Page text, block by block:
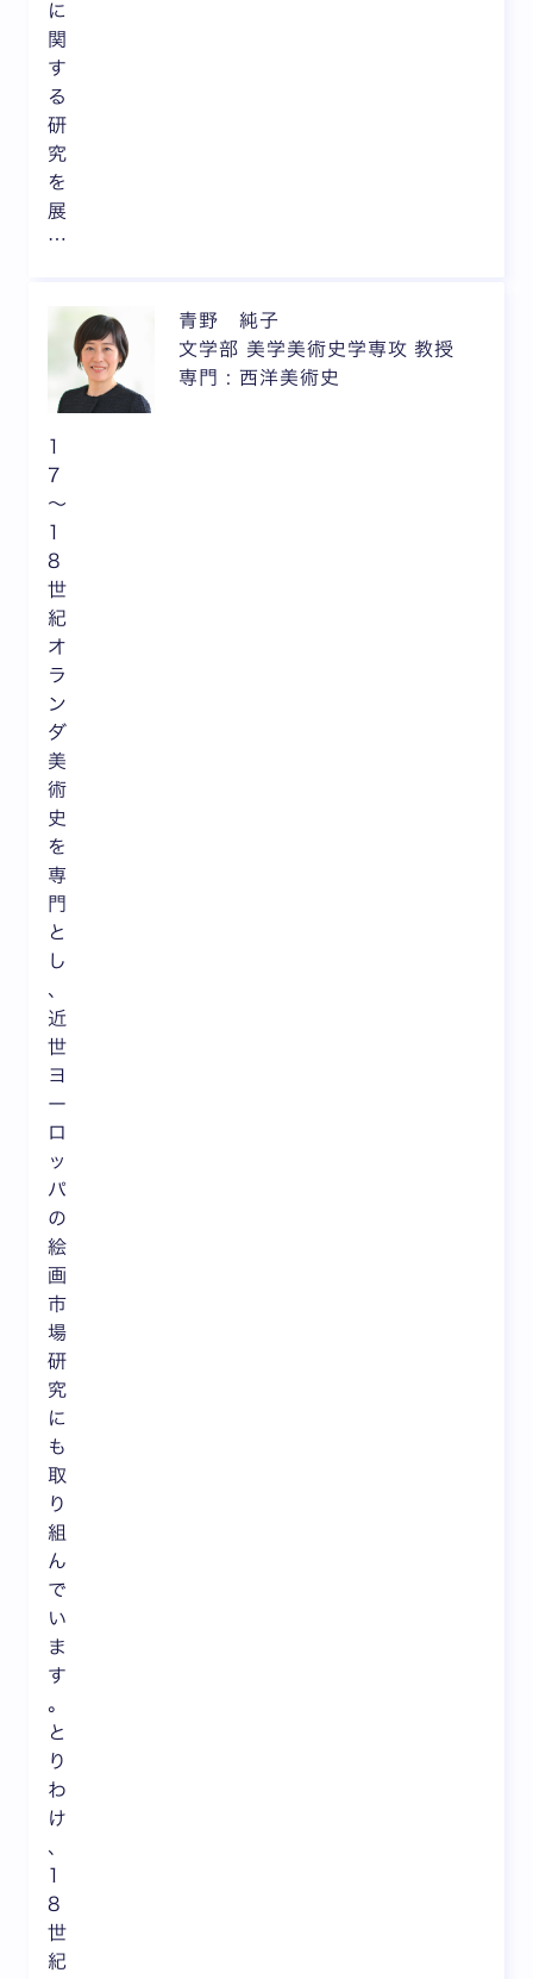
に
関
す
る
研
究
を
展
…
青野 純子
文学部 美学美術史学専攻 教授
専門 : 西洋美術史
1
7
〜
1
8
世
紀
オ
ラ
ン
ダ
美
術
史
を
専
門
と
し
、
近
世
ヨ
ー
ロ
ッ
パ
の
絵
画
市
場
研
究
に
も
取
り
組
ん
で
い
ま
す
。
と
り
わ
け
、
1
8
世
紀